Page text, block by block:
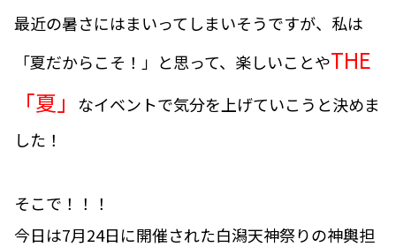
最近の暑さにはまいってしまいそうですが、私は
「夏だからこそ！」と思って、楽しいことやTHE
「夏」
なイベントで気分を上げていこうと決めま
した！
そこで！！！
今日は7月24日に開催された白潟天神祭りの神輿担